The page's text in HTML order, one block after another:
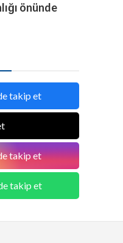
önünde
takip et
takip et
takip et